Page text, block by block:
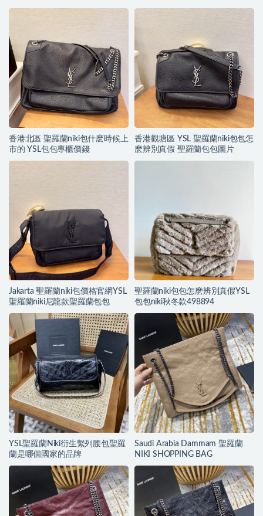
香港北區 聖羅蘭niki包什麽時候上
市的 YSL包包專櫃價錢
香港觀塘區 YSL 聖羅蘭niki包包怎
麽辨別真假 聖羅蘭包包圖片
Jakarta 聖羅蘭niki包價格官網YSL
聖羅蘭niki尼龍款聖羅蘭包包
聖羅蘭niki包包怎麽辨別真假YSL
包包niki秋冬款498894
YSL聖羅蘭Niki衍生繫列腰包聖羅
蘭是哪個國家的品牌
Saudi Arabia Dammam 聖羅蘭
NIKI SHOPPING BAG